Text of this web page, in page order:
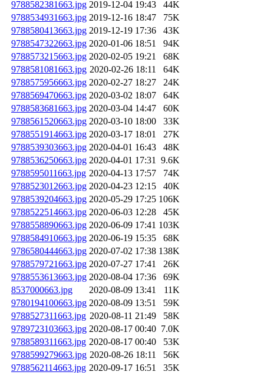
9788582381663.jpg 2019-12-04 19:43
44K
9788534931663.jpg 2019-12-16 18:47
75K
9788580413663.jpg 2019-12-19 17:36
43K
9788547322663.jpg 2020-01-06 18:51
94K
9788573215663.jpg 2020-02-05 19:21
68K
9788581081663.jpg 2020-02-26 18:11
64K
9788575956663.jpg 2020-02-27 18:27
24K
9788569470663.jpg 2020-03-02 18:07
64K
9788583681663.jpg 2020-03-04 14:47
60K
9788561520663.jpg 2020-03-10 18:00
33K
9788551914663.jpg 2020-03-17 18:01
27K
9788539303663.jpg 2020-04-01 16:43
48K
9788536250663.jpg 2020-04-01 17:31 9.6K
9788595011663.jpg 2020-04-13 17:57
74K
9788523012663.jpg 2020-04-23 12:15
40K
9788539204663.jpg 2020-05-29 17:25 106K
9788522514663.jpg 2020-06-03 12:28
45K
9788558890663.jpg 2020-06-09 17:41 103K
9788584910663.jpg 2020-06-19 15:35
68K
9786580444663.jpg 2020-07-02 17:38 138K
9788579721663.jpg 2020-07-27 17:41
26K
9788553613663.jpg 2020-08-04 17:36
69K
8537000663.jpg
2020-08-09 13:41
11K
9780194100663.jpg 2020-08-09 13:51
59K
9788527311663.jpg 2020-08-11 21:49
58K
9789723103663.jpg 2020-08-17 00:40 7.0K
9788589311663.jpg 2020-08-17 00:40
53K
9788599279663.jpg 2020-08-26 18:11
56K
9788562114663.jpg 2020-09-17 16:51
35K